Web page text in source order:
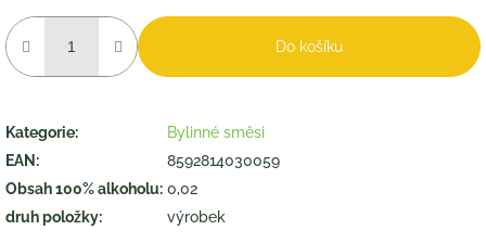
Do košíku
Kategorie:
Bylinné směsi
EAN :
8592814030059
Obsah 100% alkoholu: 0,02
druh položky: výrobek